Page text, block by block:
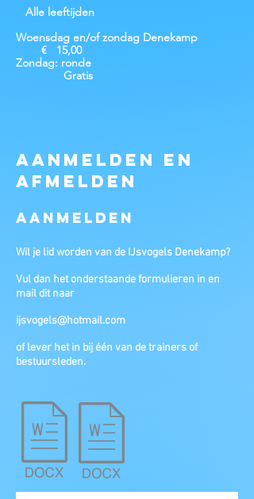
Alle leeftijden
Woensdag en/ofzondag Denekamp
€ 15,00
Zondag: ronde
Gratis
Aanmelden en
afmelden
Aanmelden
Wil je lid worden van de IJsvogels Denekamp?
Vul dan het onderstaande formulieren in en
mail dit naar
ijsvogels@hotmail.com
of lever het in bij één van de trainers of
bestuursleden.